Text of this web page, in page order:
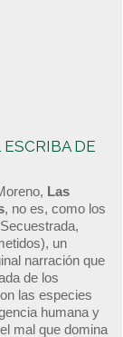
DE
Las
, no es, como los
un
narración que
de los
las especies
humana y
mal que domina